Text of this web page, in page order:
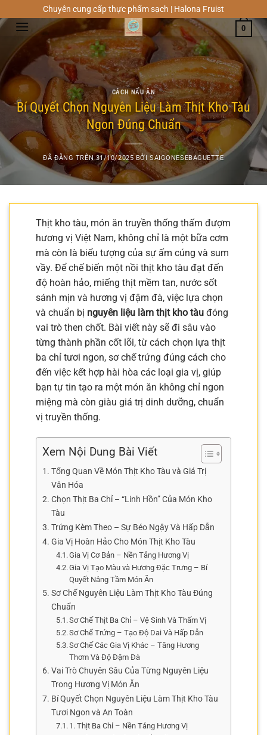
đến
dung
Chuyên cung cấp thực phẩm sạch | Halona Fruist
0
CÁCH NẤU ĂN
Bí Quyết Chọn Nguyên Liệu Làm Thịt Kho Tàu
Ngon Đúng Chuẩn
ĐÃ ĐĂNG TRÊN31/10/2025 BỞISAIGONESEBAGUETTE
Thịt kho tàu, món ăn truyền thống thấm đượm
hương vị Việt Nam, không chỉ là một bữa cơm
mà còn là biểu tượng của sự ấm cúng và sum
vầy. Để chế biến một nồi thịt kho tàu đạt đến
độ hoàn hảo, miếng thịt mềm tan, nước sốt
sánh mịn và hương vị đậm đà, việc lựa chọn
và chuẩn bị nguyên liệu làm thịt kho tàu đóng
vai trò then chốt. Bài viết này sẽ đi sâu vào
từng thành phần cốt lõi, từ cách chọn lựa thịt
ba chỉ tươi ngon, sơ chế trứng đúng cách cho
đến việc kết hợp hài hòa các loại gia vị, giúp
bạn tự tin tạo ra một món ăn không chỉ ngon
miệng mà còn giàu giá trị dinh dưỡng, chuẩn
vị truyền thống.
Xem Nội Dung Bài Viết
Tổng Quan Về Món Thịt Kho Tàu và Giá Trị
Văn Hóa
Chọn Thịt Ba Chỉ – “Linh Hồn” Của Món Kho
Tàu
Trứng Kèm Theo – Sự Béo Ngậy Và Hấp Dẫn
Gia Vị Hoàn Hảo Cho Món Thịt Kho Tàu
Gia Vị Cơ Bản – Nền Tảng Hương Vị
Gia Vị Tạo Màu và Hương Đặc Trưng – Bí
Quyết Nâng Tầm Món Ăn
Sơ Chế Nguyên Liệu Làm Thịt Kho Tàu Đúng
Chuẩn
Sơ Chế Thịt Ba Chỉ – Vệ Sinh Và Thấm Vị
Sơ Chế Trứng – Tạo Độ Dai Và Hấp Dẫn
Sơ Chế Các Gia Vị Khác – Tăng Hương
Thơm Và Độ Đậm Đà
Vai Trò Chuyên Sâu Của Từng Nguyên Liệu
Trong Hương Vị Món Ăn
Bí Quyết Chọn Nguyên Liệu Làm Thịt Kho Tàu
Tươi Ngon và An Toàn
1. Thịt Ba Chỉ – Nền Tảng Hương Vị